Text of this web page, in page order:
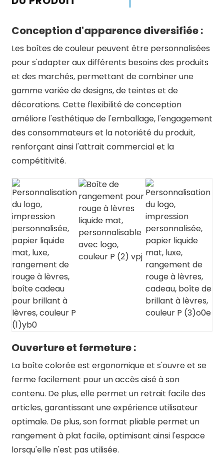
Conception d'apparence diversifiée :
Les boîtes de couleur peuvent être personnalisées
pour s'adapter aux différents besoins des produits
et des marchés, permettant de combiner une
gamme variée de designs, de teintes et de
décorations. Cette flexibilité de conception
améliore l'esthétique de l'emballage, l'engagement
des consommateurs et la notoriété du produit,
renforçant ainsi l'attrait commercial et la
compétitivité.
Ouverture et fermeture :
La boîte colorée est ergonomique et s'ouvre et se
ferme facilement pour un accès aisé à son
contenu. De plus, elle permet un retrait facile des
articles, garantissant une expérience utilisateur
optimale. De plus, son format pliable permet un
rangement à plat facile, optimisant ainsi l'espace
lorsqu'elle n'est pas utilisée.